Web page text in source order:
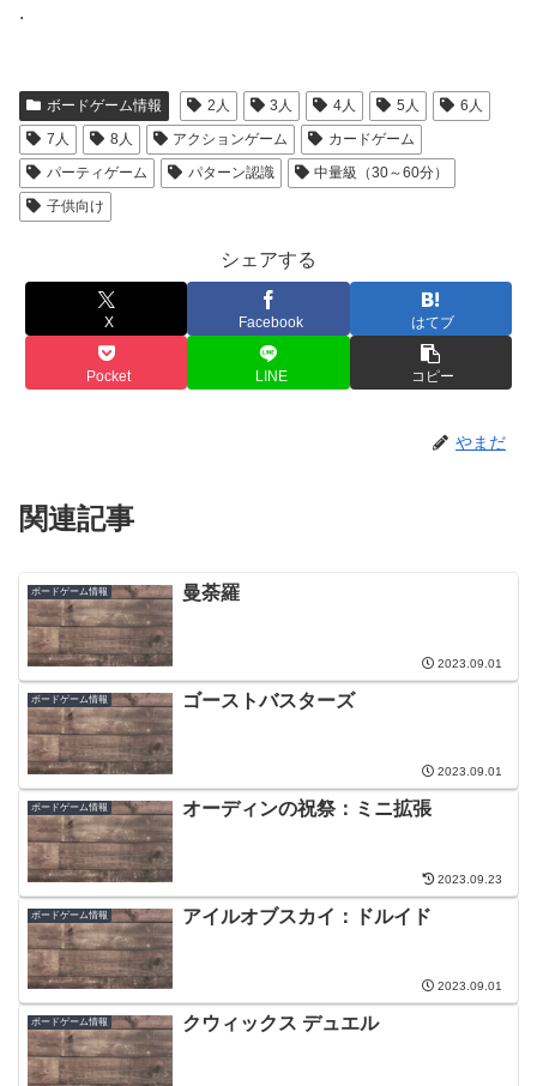
.
ボードゲーム情報 2人 3人 4人 5人
6人
7人
8人 アクションゲーム
カードゲーム
パーティゲーム
パターン認識
中量級（30～60分）
子供向け
シェアする
X Facebook はてブ
Pocket LINE コピー
やまだ
関連記事
ボードゲーム情報 曼荼羅
2023.09.01
ボードゲーム情報 ゴーストバスターズ
2023.09.01
ボードゲーム情報 オーディンの祝祭：ミニ拡張
2023.09.23
ボードゲーム情報 アイルオブスカイ：ドルイド
2023.09.01
ボードゲーム情報 クウィックス デュエル